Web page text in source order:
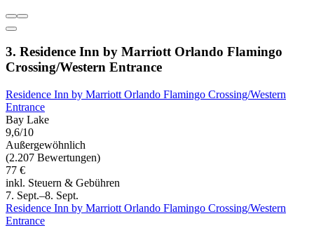
3. Residence Inn by Marriott Orlando Flamingo
Crossing/Western Entrance
Residence Inn by Marriott Orlando Flamingo Crossing/Western
Entrance
Bay Lake
9,6/10
Außergewöhnlich
(2.207 Bewertungen)
77 €
inkl. Steuern & Gebühren
7. Sept.–8. Sept.
Residence Inn by Marriott Orlando Flamingo Crossing/Western
Entrance